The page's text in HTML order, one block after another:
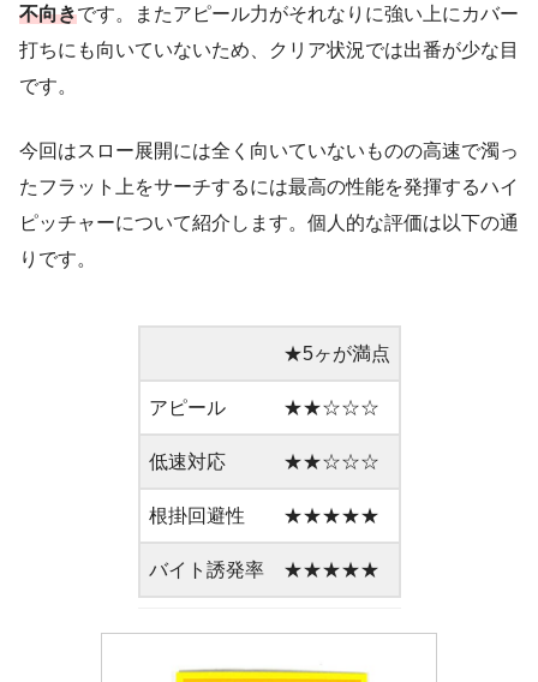
不向きです。またアピール力がそれなりに強い上にカバー
打ちにも向いていないため、クリア状況では出番が少な目
です。
今回はスロー展開には全く向いていないものの高速で濁っ
たフラット上をサーチするには最高の性能を発揮するハイ
ピッチャーについて紹介します。個人的な評価は以下の通
りです。
★5ヶが満点
アピール ★★☆☆☆
低速対応 ★★☆☆☆
根掛回避性 ★★★★★
バイト誘発率 ★★★★★